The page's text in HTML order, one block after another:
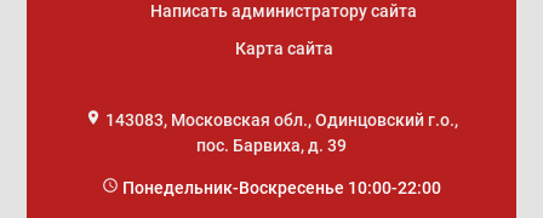
Написать администратору сайта
Карта сайта
place 143083, Московская обл., Одинцовский г.о.,
пос. Барвиха, д. 39
access_time Понедельник-Воскресенье 10:00-22:00